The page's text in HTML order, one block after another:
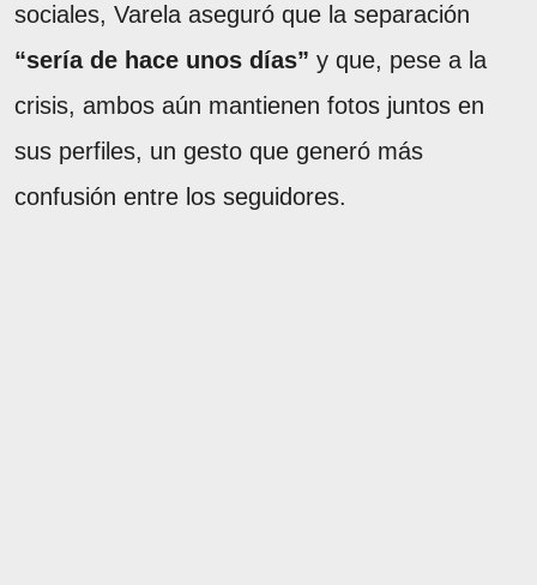
sociales, Varela aseguró que la separación
“sería de hace unos días” y que, pese a la
crisis, ambos aún mantienen fotos juntos en
sus perfiles, un gesto que generó más
confusión entre los seguidores.